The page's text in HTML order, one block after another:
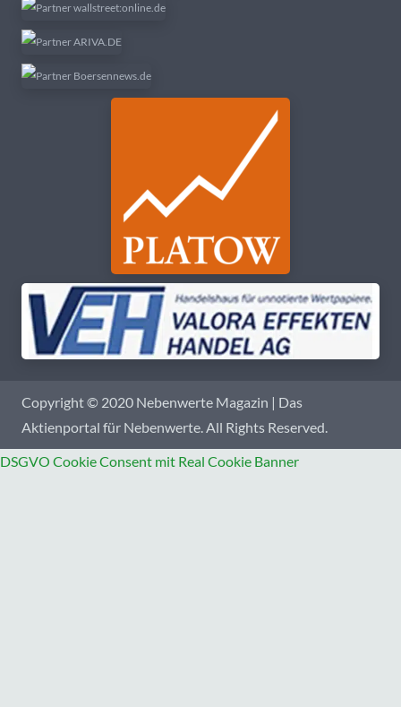
Copyright © 2020 Nebenwerte Magazin | Das
Aktienportal für Nebenwerte. All Rights Reserved.
DSGVO Cookie Consent mit Real Cookie Banner